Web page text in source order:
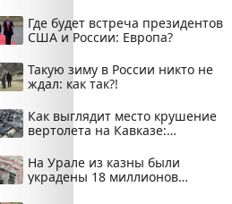
Где будет встреча президентов
США и России: Европа?
Такую зиму в России никто не
ждал: как так?!
Как выглядит место крушение
вертолета на Кавказе:
На Урале из казны были
украдены 18 миллионов